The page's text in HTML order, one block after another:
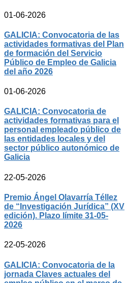
01-06-2026
GALICIA: Convocatoria de las
actividades formativas del Plan
de formación del Servicio
Público de Empleo de Galicia
del año 2026
01-06-2026
GALICIA: Convocatoria de
actividades formativas para el
personal empleado público de
las entidades locales y del
sector público autonómico de
Galicia
22-05-2026
Premio Ángel Olavarría Téllez
de “Investigación Jurídica” (XV
edición). Plazo límite 31-05-
2026
22-05-2026
GALICIA: Convocatoria de la
jornada Claves actuales del